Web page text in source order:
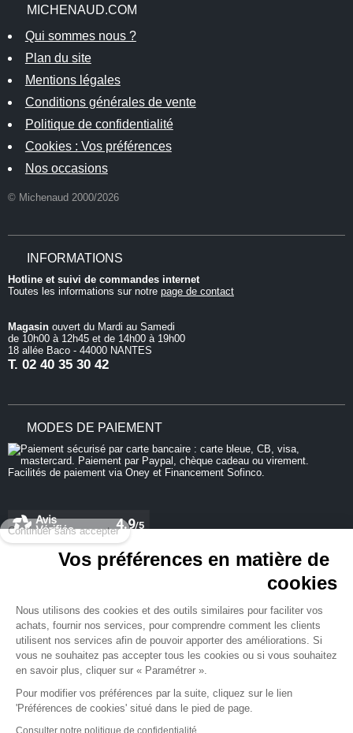
Vos préférences en matière de
cookies
Nous utilisons des cookies et des outils similaires pour faciliter vos
achats, fournir nos services, pour comprendre comment les clients
utilisent nos services afin de pouvoir apporter des améliorations. Si
vous ne souhaitez pas accepter tous les cookies ou si vous souhaitez
en savoir plus, cliquer sur « Paramétrer ».
Pour modifier vos préférences par la suite, cliquez sur le lien
'Préférences de cookies' situé dans le pied de page.
Consulter notre politique de confidentialité
MICHENAUD.COM
Qui sommes nous ?
Plan du site
Mentions légales
Conditions générales de vente
Politique de confidentialité
Cookies : Vos préférences
Nos occasions
© Michenaud 2000/2026
INFORMATIONS
Hotline et suivi de commandes internet
Toutes les informations sur notre page de contact
Magasin ouvert du Mardi au Samedi
de 10h00 à 12h45 et de 14h00 à 19h00
18 allée Baco - 44000 NANTES
T. 02 40 35 30 42
MODES DE PAIEMENT
NEWSLETTER